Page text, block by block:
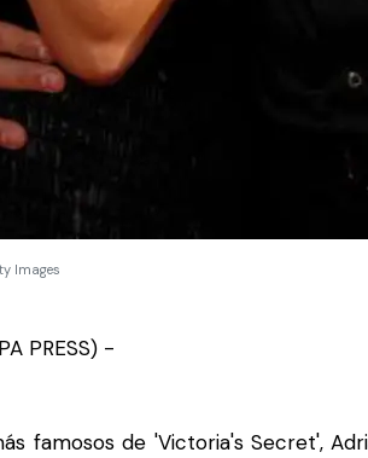
Images
PRESS) -
famosos de 'Victoria's Secret',